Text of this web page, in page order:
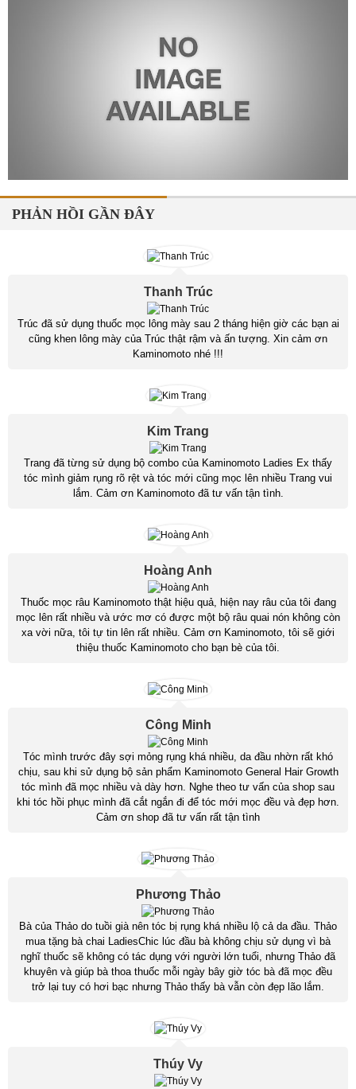
PHẢN HỒI GẦN ĐÂY
Thanh Trúc
Trúc đã sử dụng thuốc mọc lông mày sau 2 tháng hiện giờ các bạn ai
cũng khen lông mày của Trúc thật rậm và ấn tượng. Xin cảm ơn
Kaminomoto nhé !!!
Kim Trang
Trang đã từng sử dụng bộ combo của Kaminomoto Ladies Ex thấy
tóc mình giảm rụng rõ rệt và tóc mới cũng mọc lên nhiều Trang vui
lắm. Cảm ơn Kaminomoto đã tư vấn tận tình.
Hoàng Anh
Thuốc mọc râu Kaminomoto thật hiệu quả, hiện nay râu của tôi đang
mọc lên rất nhiều và ước mơ có được một bộ râu quai nón không còn
xa vời nữa, tôi tự tin lên rất nhiều. Cảm ơn Kaminomoto, tôi sẽ giới
thiệu thuốc Kaminomoto cho bạn bè của tôi.
Công Minh
Tóc mình trước đây sợi mỏng rụng khá nhiều, da đầu nhờn rất khó
chịu, sau khi sử dụng bộ sản phẩm Kaminomoto General Hair Growth
tóc mình đã mọc nhiều và dày hơn. Nghe theo tư vấn của shop sau
khi tóc hồi phục mình đã cắt ngắn đi để tóc mới mọc đều và đẹp hơn.
Cảm ơn shop đã tư vấn rất tận tình
Phương Thảo
Bà của Thảo do tuồi già nên tóc bị rụng khá nhiều lộ cả da đầu. Thảo
mua tặng bà chai LadiesChic lúc đầu bà không chịu sử dụng vì bà
nghĩ thuốc sẽ không có tác dụng với người lớn tuổi, nhưng Thảo đã
khuyên và giúp bà thoa thuốc mỗi ngày bây giờ tóc bà đã mọc đều
trở lại tuy có hơi bạc nhưng Thảo thấy bà vẫn còn đẹp lão lắm.
Thúy Vy